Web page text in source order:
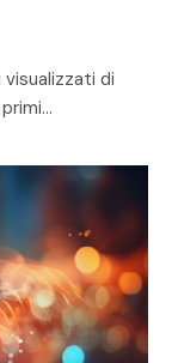
visualizzati di